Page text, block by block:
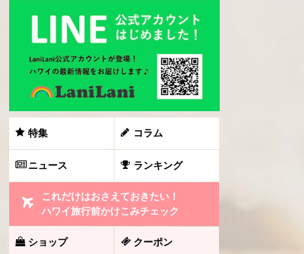
特集 コラム
ニュース ランキング
これだけはおさえておきたい！
ハワイ旅行前かけこみチェック
ショップ クーポン